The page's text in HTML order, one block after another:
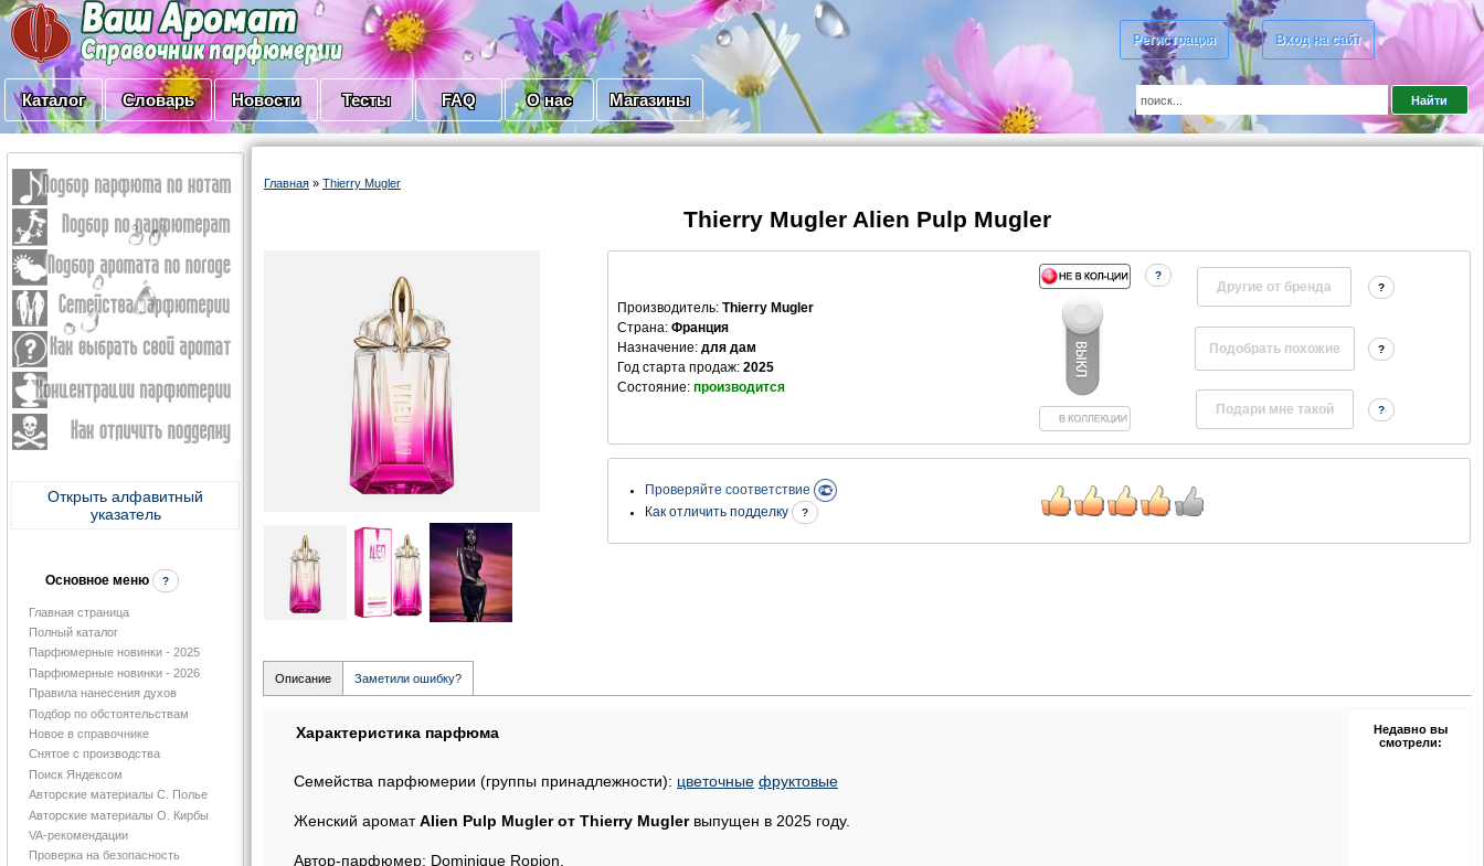
Регистрация Вход на сайт
Каталог Словарь Новости Тесты FAQ О нас Магазины
Открыть алфавитный
указатель
Основное меню ?
Главная страница
Полный каталог
Парфюмерные новинки - 2025
Парфюмерные новинки - 2026
Правила нанесения духов
Подбор по обстоятельствам
Новое в справочнике
Снятое с производства
Поиск Яндексом
Авторские материалы С. Полье
Авторские материалы О. Кирбы
VA-рекомендации
Проверка на безопасность
Главная » Thierry Mugler
Thierry Mugler Alien Pulp Mugler
Производитель: Thierry Mugler
Страна: Франция
Назначение: для дам
Год старта продаж: 2025
Состояние: производится
?
Другие от бренда ?
?
?
Проверяйте соответствие
Как отличить подделку
?
Описание Заметили ошибку?
Характеристика парфюма
Семейства парфюмерии (группы принадлежности): цветочные фруктовые
Женский ароматAlien Pulp Mugler от Thierry Muglerвыпущен в 2025 году.
Автор-парфюмер: Dominique Ropion.
Недавно вы
смотрели: